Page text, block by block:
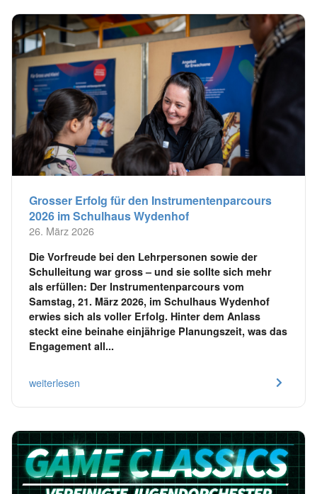
Grosser Erfolg für den Instrumentenparcours
2026 im Schulhaus Wydenhof
26. März 2026
Die Vorfreude bei den Lehrpersonen sowie der
Schulleitung war gross – und sie sollte sich mehr
als erfüllen: Der Instrumentenparcours vom
Samstag, 21. März 2026, im Schulhaus Wydenhof
erwies sich als voller Erfolg. Hinter dem Anlass
steckt eine beinahe einjährige Planungszeit, was das
Engagement all...
weiterlesen